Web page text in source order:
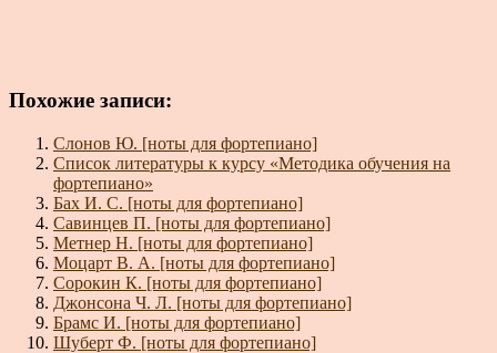
Похожие записи:
Слонов Ю. [ноты для фортепиано]
Список литературы к курсу «Методика обучения на
фортепиано»
Бах И. С. [ноты для фортепиано]
Савинцев П. [ноты для фортепиано]
Метнер Н. [ноты для фортепиано]
Моцарт В. А. [ноты для фортепиано]
Сорокин К. [ноты для фортепиано]
Джонсона Ч. Л. [ноты для фортепиано]
Брамс И. [ноты для фортепиано]
Шуберт Ф. [ноты для фортепиано]